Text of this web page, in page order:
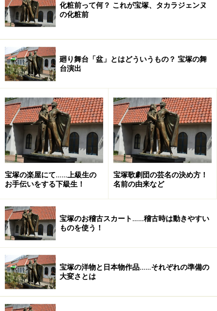
化粧前って何？ これが宝塚、タカラジェンヌ
の化粧前
廻り舞台「盆」とはどういうもの？ 宝塚の舞
台演出
宝塚の楽屋にて……上級生の
お手伝いをする下級生！
宝塚歌劇団の芸名の決め方！
名前の由来など
宝塚のお稽古スカート……稽古時は動きやすい
ものを使う！
宝塚の洋物と日本物作品……それぞれの準備の
大変さとは